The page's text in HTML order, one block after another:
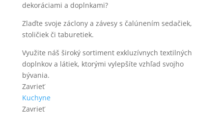
dekoráciami a doplnkami?
Zlaďte svoje záclony a závesy s čalúnením sedačiek,
stoličiek či taburetiek.
Využite náš široký sortiment exkluzívnych textilných
doplnkov a látiek, ktorými vylepšíte vzhľad svojho
bývania.
Zavrieť
Kuchyne
Zavrieť